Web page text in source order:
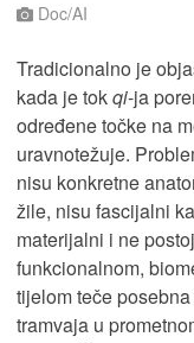
Doc/AI
Tradicionalno je
kada je tokqi-ja
određene točke na
uravnotežuje.
nisu konkretne
žile, nisu fascijalni
materijalni i ne
funkcionalnom,
tijelom teče
tramvaja u